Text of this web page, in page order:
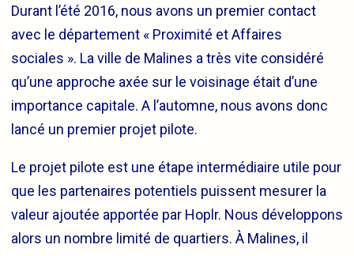
Durant l’été 2016, nous avons un premier contact
avec le département « Proximité et Affaires
sociales ». La ville de Malines a très vite considéré
qu’une approche axée sur le voisinage était d’une
importance capitale. A l’automne, nous avons donc
lancé un premier projet pilote.
Le projet pilote est une étape intermédiaire utile pour
que les partenaires potentiels puissent mesurer la
valeur ajoutée apportée par Hoplr. Nous développons
alors un nombre limité de quartiers. À Malines, il